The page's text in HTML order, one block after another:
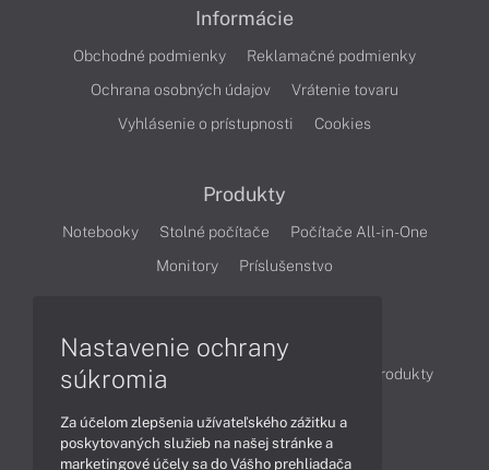
Informácie
Obchodné podmienky
Reklamačné podmienky
Ochrana osobných údajov
Vrátenie tovaru
Vyhlásenie o prístupnosti
Cookies
Produkty
Notebooky Stolné počítače
Počítače All-in-One
Monitory
Príslušenstvo
Články
Obchodné informácie
Produkty
Nastavenie ochrany
súkromia
Za účelom zlepšenia užívateľského zážitku a
poskytovaných služieb na našej stránke a
marketingové účely sa do Vášho prehliadača